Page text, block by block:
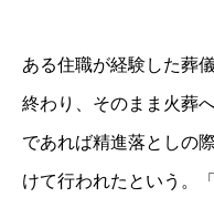
ある住職が経験した葬
終わり、そのまま火葬
であれば精進落としの
けて行われたという。